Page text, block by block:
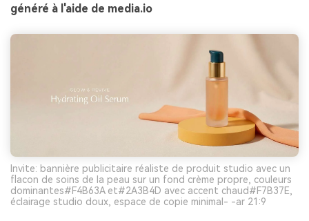
généré à l'aide de media.io
Invite: bannière publicitaire réaliste de produit studio avec un
flacon de soins de la peau sur un fond crème propre, couleurs
dominantes#F4B63A et#2A3B4D avec accent chaud#F7B37E,
éclairage studio doux, espace de copie minimal- -ar 21:9